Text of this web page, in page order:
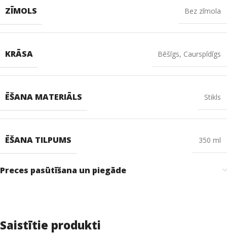
ZĪMOLS
Bez zīmola
KRĀSA Bēšīgs, Caurspīdīgs
ĒŠANA MATERIĀLS Stikls
ĒŠANA TILPUMS 350 ml
Preces pasūtīšana un piegāde
Saistītie produkti